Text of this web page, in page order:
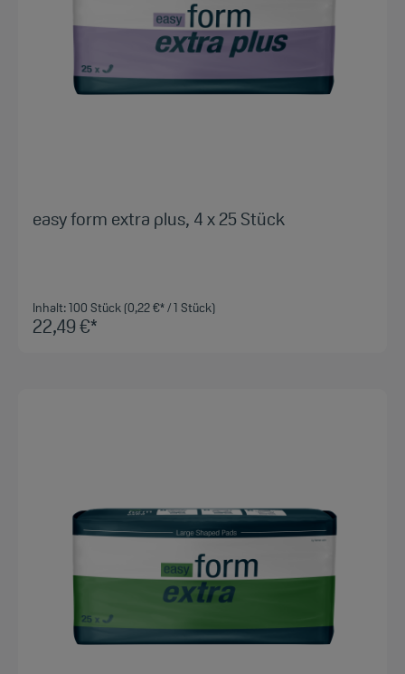
easy form extra plus, 4 x 25 Stück
Inhalt:100 Stück (0,22 €* / 1 Stück)
22,49 €*